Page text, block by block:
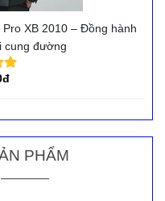
XB 2010 – Đồng hành
cung đường
PHẨM